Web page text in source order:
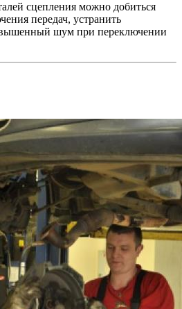
сцепления можно добиться
передач, устранить
шум при переключении